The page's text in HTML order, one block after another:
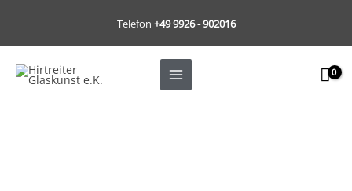
springen
Telefon +49 9926 - 902016